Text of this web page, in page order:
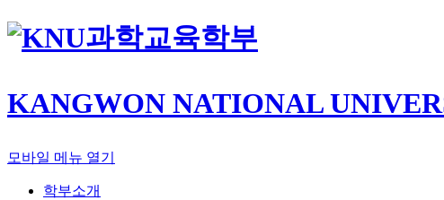
과학교육학부
KANGWON NATIONAL
모바일 메뉴 열기
학부소개